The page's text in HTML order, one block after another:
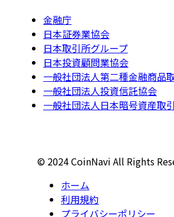
金融庁
日本証券業協会
日本取引所グループ
日本投資顧問業協会
一般社団法人第二種金融商品
一般社団法人投資信託協会
一般社団法人日本暗号資産取
© 2024 CoinNavi All Rights
ホーム
利用規約
プライバシーポリシー